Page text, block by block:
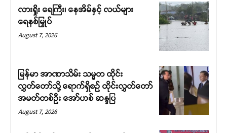
လားရှိုး ရေကြီး၊ နေအိမ်နှင့် လယ်များ
ရေနစ်မြှုပ်
August 7, 2026
မြန်မာ အာဏာသိမ်း သမ္မတ ထိုင်း
လွှတ်တော်သို့ ရောက်ရှိစဉ် ထိုင်းလွှတ်တော်
အမတ်တစ်ဦး အော်ဟစ် ဆန္ဒပြ
August 7, 2026